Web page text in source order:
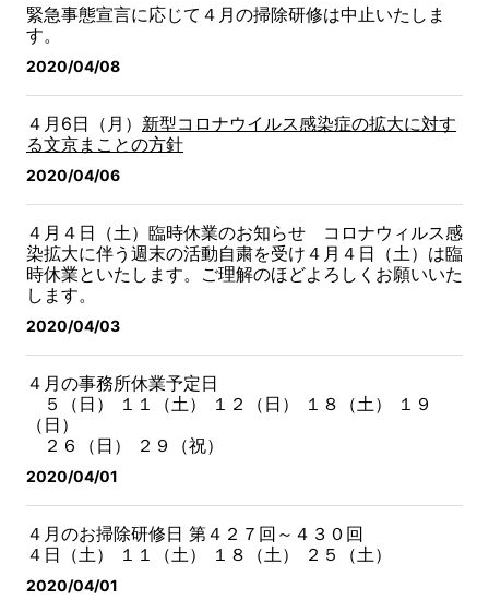
緊急事態宣言に応じて４月の掃除研修は中止いたしま
す。
2020/04/08
４月6日（月） 新型コロナウイルス感染症の拡大に対す
る文京まことの方針
2020/04/06
４月４日（土）臨時休業のお知らせ コロナウィルス感
染拡大に伴う週末の活動自粛を受け４月４日（土）は臨
時休業といたします。ご理解のほどよろしくお願いいた
します。
2020/04/03
４月の事務所休業予定日
５（日） １１（土） １２（日） １８（土） １９
（日）
２６（日） ２９（祝）
2020/04/01
４月のお掃除研修日 第４２７回～４３０回
４日（土） １１（土） １８（土） ２５（土）
2020/04/01